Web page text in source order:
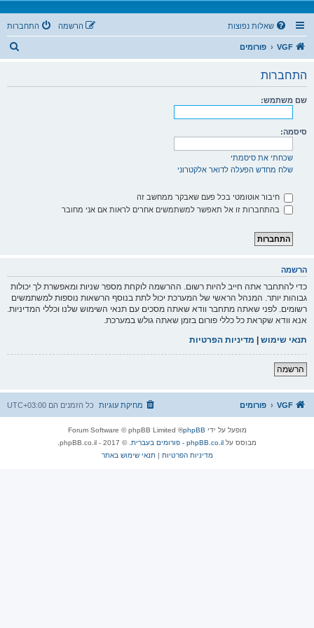
שאלות נפוצות התחברות הרשמה
VGF פורומים
התחברות
שם משתמש:
סיסמה:
שכחתי את סיסמתי
שלח מחדש הפעלה לדואר אלקטרוני
חיבור אוטומטי בכל פעם שאבקר ממחשב זה
בהתחברות זו אל תאפשר למשתמשים אחרים לראות אם אני מחובר
הרשמה
כדי להתחבר אתה חייב להיות רשום. ההרשמה לוקחת מספר שניות ומאפשרת לך יכולות
גבוהות יותר. המנהל הראשי של המערכת יכול לתת בנוסף הרשאות נוספות למשתמשים
רשומים. לפני שאתה מתחבר וודא שאתה מסכים עם תנאי השימוש שלנו וכללי המדיניות.
אנא וודא שקראת כל כללי פורום בזמן שאתה גולש במערכת.
תנאי שימוש | מדיניות הפרטיות
הרשמה
VGF פורומים כל הזמנים הם UTC+03:00 מחיקת עוגיות
מופעל על ידי phpBB
® Forum Software © phpBB Limited
מבוסס על phpBB.co.il - פורומים בעברית
. © 2017 - phpBB.co.il.
מדיניות הפרטיות |תנאי שימוש באתר